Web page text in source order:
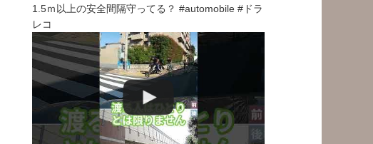
1.5ｍ以上の安全間隔守ってる？ #automobile #ドラ
レコ